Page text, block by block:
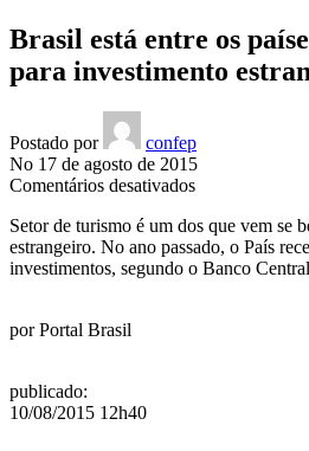
Brasil está entre os
para investimento
Postado por
confep
No 17 de agosto de 2015
Comentários desativadosem
está
entre
os
Setor de turismo é um dos que vem se
estrangeiro. No ano passado, o País
investimentos, segundo o Banco Central
porPortal Brasil
publicado:
10/08/2015 12h40